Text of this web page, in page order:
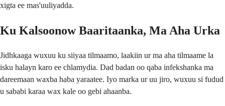
xigta ee mas'uuliyadda.
Ku Kalsoonow Baaritaanka, Ma Aha Urka
Jidhkaaga wuxuu ku siiyaa tilmaamo, laakiin ur ma aha tilmaame la
isku halayn karo ee chlamydia. Dad badan oo qaba infekshanka ma
dareemaan waxba haba yaraatee. Iyo marka ur uu jiro, wuxuu si fudud
u sababi karaa wax kale oo gebi ahaanba.